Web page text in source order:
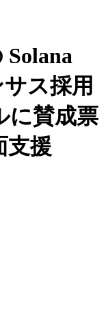
Solana
ス採用
に賛成票
支援